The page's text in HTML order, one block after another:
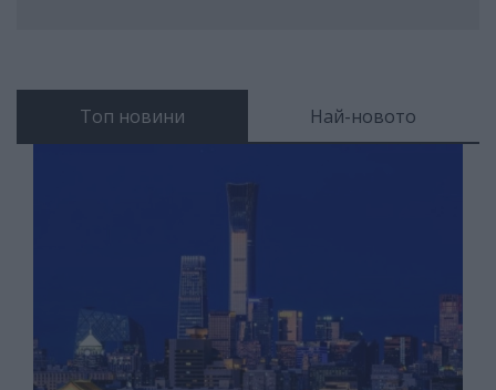
Топ новини Най-новото